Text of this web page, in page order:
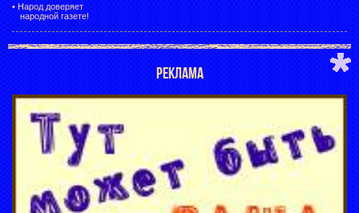
• Народ доверяет
народной газете!
РЕКЛАМА